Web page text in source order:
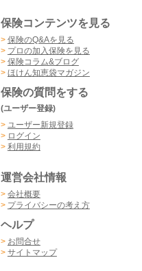
保険コンテンツを見る
> 保険のQ&Aを見る
> プロの加入保険を見る
> 保険コラム&ブログ
> ほけん知恵袋マガジン
保険の質問をする
(ユーザー登録)
> ユーザー新規登録
> ログイン
> 利用規約
運営会社情報
> 会社概要
> プライバシーの考え方
ヘルプ
> お問合せ
> サイトマップ